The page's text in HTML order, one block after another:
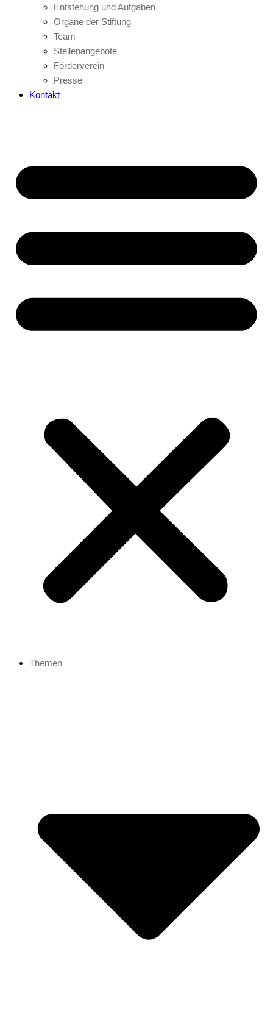
Entstehung und Aufgaben
Organe der Stiftung
Team
Stellenangebote
Förderverein
Presse
Kontakt
Themen